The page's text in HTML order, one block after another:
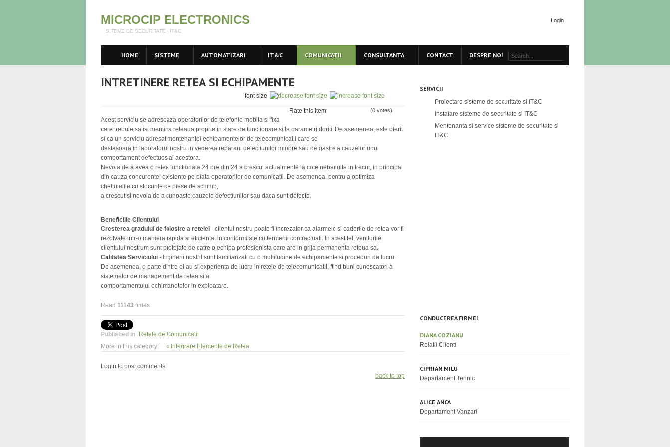
MICROCIP ELECTRONICS
SITEME DE SECURITATE - IT&C
Login
HOME SISTEME AUTOMATIZARI IT&C COMUNICATII CONSULTANTA CONTACT DESPRE NOI
INTRETINERE RETEA SI ECHIPAMENTE
font size
Rate this item (0 votes)
Acest serviciu se adreseaza operatorilor de telefonie mobila si fixa
care trebuie sa isi mentina reteaua proprie in stare de functionare si la parametri doriti. De asemenea, este oferit
si ca un serviciu adresat mentenantei echipamentelor de telecomunicatii care se
desfasoara in laboratorul nostru in vederea repararii defectiunilor minore sau de gasire a cauzelor unui
comportament defectuos al acestora.
Nevoia de a avea o retea functionala 24 ore din 24 a crescut actualmente la cote nebanuite in trecut, in principal
din cauza concurentei existente pe piata operatorilor de comunicatii. De asemenea, pentru a optimiza
cheltuielile cu stocurile de piese de schimb,
a crescut si nevoia de a cunoaste cauzele defectiunilor sau daca sunt defecte.
Beneficiile Clientului
Cresterea gradului de folosire a retelei - clientul nostru poate fi increzator ca alarmele si caderile de retea vor fi
rezolvate intr-o maniera rapida si eficienta, in conformitate cu termenii contractuali. In acest fel, veniturile
clientului nostrum sunt protejate de catre o echipa profesionista care are in grija permanenta reteua sa.
Calitatea Serviciului - Inginerii nostril sunt familiarizati cu o multitudine de echipamente si proceduri de lucru.
De asemenea, o parte dintre ei au si experienta de lucru in retele de telecomunicatii, fiind buni cunoscatori a
sistemelor de management de retea si a
comportamentului echimanetelor in exploatare.
Read 11143 times
Published in
Retele de Comunicatii
More in this category:
« Integrare Elemente de Retea
Login to post comments
back to top
SERVICII
Proiectare sisteme de securitate si IT&C
Instalare sisteme de securitate si IT&C
Mentenanta si service sisteme de securitate si
IT&C
CONDUCEREA FIRMEI
DIANA COZIANU
Relatii Clienti
CIPRIAN MILU
Departament Tehnic
ALICE ANCA
Departament Vanzari